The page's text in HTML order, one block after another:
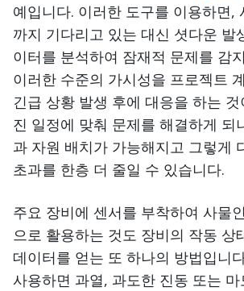
예입니다. 이러한 도구를 이용하면,
까지 기다리고 있는 대신 셧다운 발
이터를 분석하여 잠재적 문제를 감
이러한 수준의 가시성을 프로젝트
긴급 상황 발생 후에 대응을 하는
진 일정에 맞춰 문제를 해결하게 되
과 자원 배치가 가능해지고 그렇게
초과를 한층 더 줄일 수 있습니다.
주요 장비에 센서를 부착하여 사물
으로 활용하는 것도 장비의 작동 상
데이터를 얻는 또 하나의 방법입니
사용하면 과열, 과도한 진동 또는